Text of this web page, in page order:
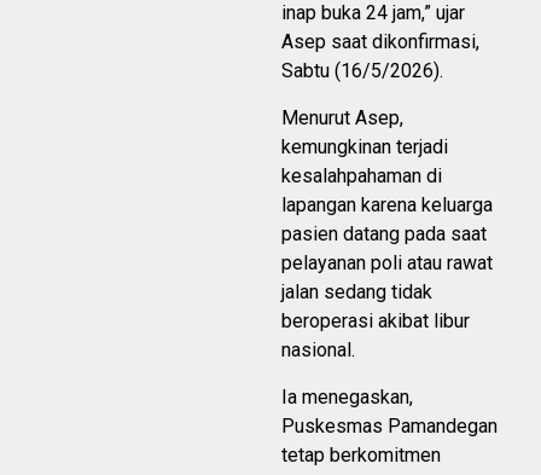
inap buka 24 jam,” ujar
Asep saat dikonfirmasi,
Sabtu (16/5/2026).
Menurut Asep,
kemungkinan terjadi
kesalahpahaman di
lapangan karena keluarga
pasien datang pada saat
pelayanan poli atau rawat
jalan sedang tidak
beroperasi akibat libur
nasional.
Ia menegaskan,
Puskesmas Pamandegan
tetap berkomitmen